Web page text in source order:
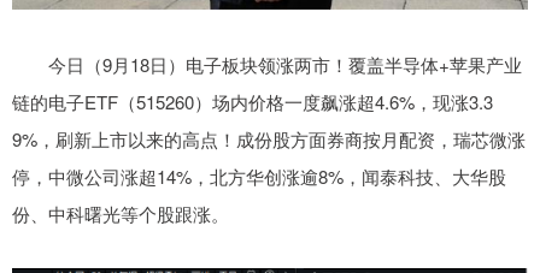
今日（9月18日）电子板块领涨两市！覆盖半导体+苹果产业
链的电子ETF（515260）场内价格一度飙涨超4.6%，现涨3.3
9%，刷新上市以来的高点！成份股方面券商按月配资，瑞芯微涨
停，中微公司涨超14%，北方华创涨逾8%，闻泰科技、大华股
份、中科曙光等个股跟涨。